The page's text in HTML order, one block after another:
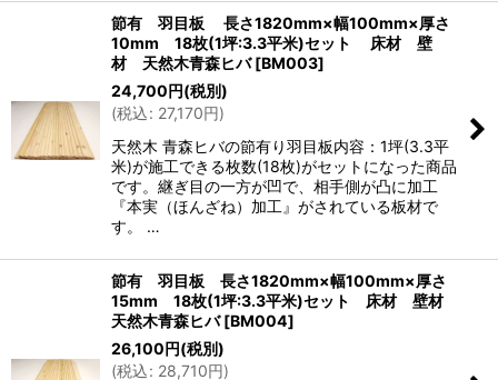
節有 羽目板 長さ1820mm×幅100mm×厚さ
10mm 18枚(1坪:3.3平米)セット 床材 壁
材 天然木青森ヒバ [BM003]
24,700円(税別)
(税込: 27,170円)
天然木 青森ヒバの節有り羽目板内容：1坪(3.3平
米)が施工できる枚数(18枚)がセットになった商品
です。継ぎ目の一方が凹で、相手側が凸に加工
『本実（ほんざね）加工』がされている板材で
す。 …
節有 羽目板 長さ1820mm×幅100mm×厚さ
15mm 18枚(1坪:3.3平米)セット 床材 壁材
天然木青森ヒバ [BM004]
26,100円(税別)
(税込: 28,710円)